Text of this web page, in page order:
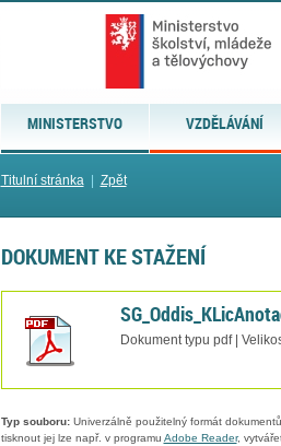
MINISTERSTVO VZDĚLÁVÁNÍ
Titulní stránka| Zpět
DOKUMENT KE STAŽENÍ
Dokument typu pdf |
Typ souboru:Univerzálně použitelný formát
tisknout jej lze např. v programu Adobe Reader,